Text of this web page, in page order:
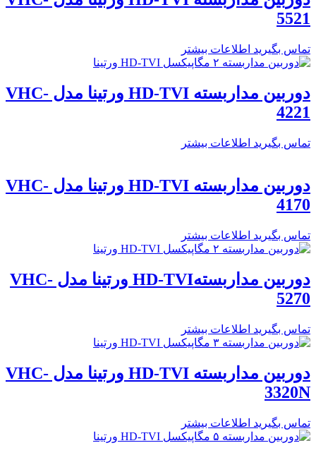
5521
تماس بگیرید اطلاعات بیشتر
دوربین مداربسته HD-TVI ورتینا مدل VHC-
4221
تماس بگیرید اطلاعات بیشتر
دوربین مداربسته HD-TVI ورتینا مدل VHC-
4170
تماس بگیرید اطلاعات بیشتر
دوربین مداربستهHD-TVI ورتینا مدل VHC-
5270
تماس بگیرید اطلاعات بیشتر
دوربین مداربسته HD-TVI ورتینا مدل VHC-
3320N
تماس بگیرید اطلاعات بیشتر